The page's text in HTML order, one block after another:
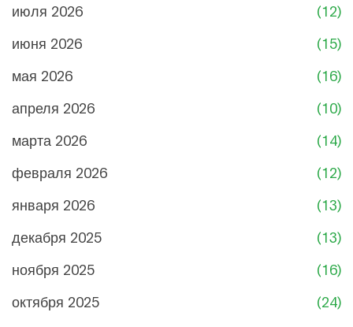
июля 2026
(12)
июня 2026
(15)
мая 2026
(16)
апреля 2026
(10)
марта 2026
(14)
февраля 2026
(12)
января 2026
(13)
декабря 2025
(13)
ноября 2025
(16)
октября 2025
(24)